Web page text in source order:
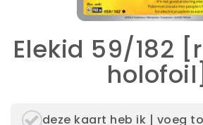
Elekid 59/182
holofoil]
deze kaart heb ik | voeg